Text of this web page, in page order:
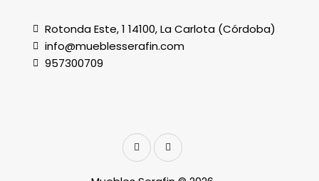
Rotonda Este, 1 14100, La Carlota (Córdoba)
info@mueblesserafin.com
957300709